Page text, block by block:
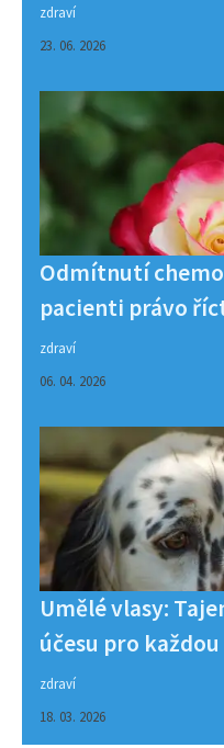
zdraví
23. 06. 2026
Odmítnutí
pacienti právo
zdraví
06. 04. 2026
Umělé vlasy:
účesu pro
zdraví
18. 03. 2026